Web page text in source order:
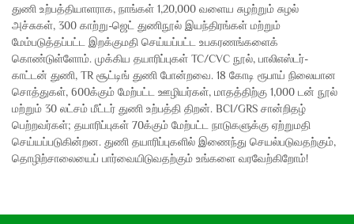
துணி உற்பத்தியாளராக, நாங்கள் 1,20,000 வளைய சுழற்றும் சுழல்
அச்சுகள், 300 காற்று-ஜெட் துணிநூல் இயந்திரங்கள் மற்றும்
மேம்படுத்தப்பட்ட இறக்குமதி செய்யப்பட்ட உபகரணங்களைக்
கொண்டுள்ளோம். முக்கிய தயாரிப்புகள் TC/CVC நூல், பாலிஎஸ்டர்-
காட்டன் துணி, TR சூட்டிங் துணி போன்றவை. 18 கோடி ரூபாய் நிலையான
சொத்துகள், 600க்கும் மேற்பட்ட ஊழியர்கள், மாதத்திற்கு 1,000 டன் நூல்
மற்றும் 30 லட்சம் மீட்டர் துணி உற்பத்தி திறன். BCI/GRS சான்றிதழ்
பெற்றவர்கள்; தயாரிப்புகள் 70க்கும் மேற்பட்ட நாடுகளுக்கு ஏற்றுமதி
செய்யப்படுகின்றன. துணி தயாரிப்புகளில் இணைந்து செயல்படுவதற்கும்,
தொழிற்சாலையைப் பார்வையிடுவதற்கும் உங்களை வரவேற்கிறோம்!